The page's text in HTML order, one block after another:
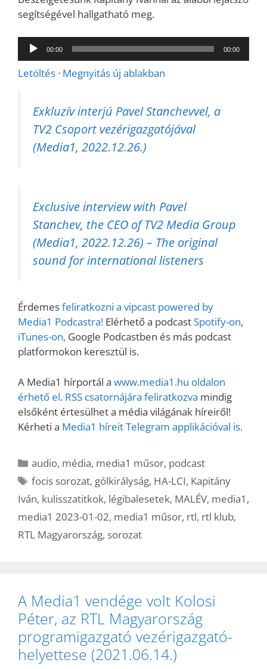
segítségével hallgatható meg.
Audió
lejátszó
00:00 00:00
Letöltés · Megnyitás új ablakban
Exkluzív interjú Pavel Stanchevvel, a
TV2 Csoport vezérigazgatójával
(Media1, 2022.12.26.)
Exclusive interview with Pavel
Stanchev, the CEO of TV2 Media Group
(Media1, 2022.12.26) – The original
sound for international listeners
Érdemesfeliratkozni a vipcast powered by
Media1 Podcastra! Elérhető a podcastSpotify-on,
iTunes-on, Google Podcastben és más podcast
platformokon keresztül is.
A Media1 hírportál a www.media1.hu oldalon
érhető el. RSS csatornájára feliratkozva mindig
elsőként értesülhet a média világának híreiről!
Kérheti a Media1 híreit Telegram applikációval is.
Kategória
audio, média, media1 műsor, podcast
Címkék
focis sorozat, gólkirályság, HA-LCI, Kapitány
Iván, kulisszatitkok, légibalesetek, MALÉV, media1 ,
media1 2023-01-02, media1 műsor, rtl, rtl klub,
RTL Magyarország, sorozat
A Media1 vendége volt Kolosi
Péter, az RTL Magyarország
programigazgató vezérigazgató-
helyettese (2021.06.14.)